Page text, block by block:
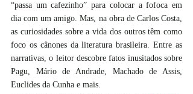
“passa um cafezinho” para colocar a fofoca em
dia com um amigo. Mas, na obra de Carlos Costa,
as curiosidades sobre a vida dos outros têm como
foco os cânones da literatura brasileira. Entre as
narrativas, o leitor descobre fatos inusitados sobre
Pagu, Mário de Andrade, Machado de Assis,
Euclides da Cunha e mais.